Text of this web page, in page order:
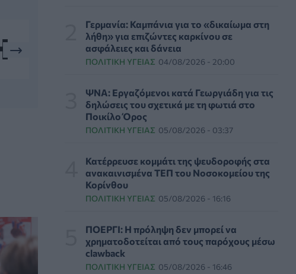
Γιατί οι γιατροί διστάζουν να γράψουν
ορμονική θεραπεία για την εμμηνόπαυση
ΥΓΕΊΑ 06/08/2026 - 17:01
Γιαννάκος: Πρωτοφανής πίεση στο
Νοσοκομείο Ζακύνθου - Καταγγέλθηκαν οκτώ
βιασμοί γυναικών
ΠΟΛΙΤΙΚΉ ΥΓΕΊΑΣ 06/08/2026 - 16:34
Έκτακτα μέτρα και στην Καστοριά κατά της
διασποράς της ευλογιάς των προβάτων
ΕΠΙΚΑΙΡΌΤΗΤΑ
εξασφαλίζουν 13 επιπλέον χρόνια χωρίς άνοια
ΥΓΕΊΑ 06/08/2026 - 16:00
Γερμανία: Καμπάνια για το «δικαίωμα στη
λήθη» για επιζώντες καρκίνου σε
ασφάλειες και δάνεια
ΠΟΛΙΤΙΚΉ ΥΓΕΊΑΣ 04/08/2026 - 20:00
ΨΝΑ: Εργαζόμενοι κατά Γεωργιάδη για τις
δηλώσεις του σχετικά με τη φωτιά στο
Ποικίλο Όρος
ΠΟΛΙΤΙΚΉ ΥΓΕΊΑΣ 05/08/2026 - 03:37
Κατέρρευσε κομμάτι της ψευδοροφής στα
ανακαινισμένα ΤΕΠ του Νοσοκομείου της
Κορίνθου
ΠΟΛΙΤΙΚΉ ΥΓΕΊΑΣ 05/08/2026 - 16:16
ΠΟΕΡΓΙ: Η πρόληψη δεν μπορεί να
χρηματοδοτείται από τους παρόχους μέσω
clawback
ΠΟΛΙΤΙΚΉ ΥΓΕΊΑΣ 05/08/2026 - 16:46